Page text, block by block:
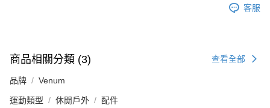
客服
商品相關分類 (3) 查看全部
品牌 Venum
運動類型 休閒戶外 配件